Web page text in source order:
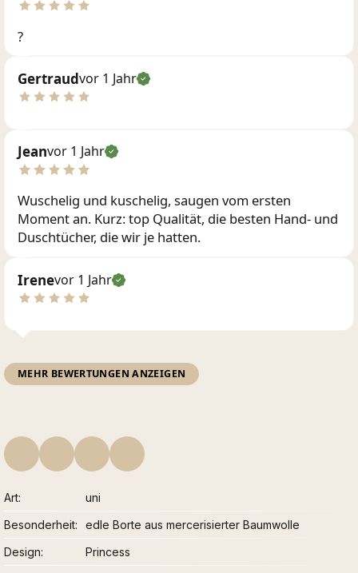
?
Gertraudvor 1 Jahr
Jeanvor 1 Jahr
Wuschelig und kuschelig, saugen vom ersten
Moment an. Kurz: top Qualität, die besten Hand- und
Duschtücher, die wir je hatten.
Irenevor 1 Jahr
MEHR BEWERTUNGEN ANZEIGEN
Art
uni
Besonderheit
edle Borte aus mercerisierter Baumwolle
Design
Princess